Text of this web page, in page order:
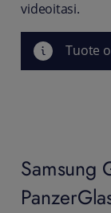
videoitasi.
Tuote
Samsung